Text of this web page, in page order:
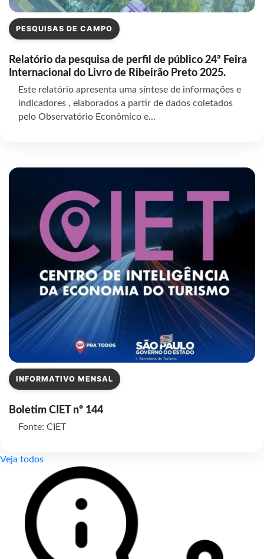
PESQUISAS DE CAMPO
Relatório da pesquisa de perfil de público 24ª Feira
Internacional do Livro de Ribeirão Preto 2025.
Este relatório apresenta uma síntese de informações e
indicadores , elaborados a partir de dados coletados
pelo Observatório Econômico e...
INFORMATIVO MENSAL
Boletim CIET nº 144
Fonte: CIET
Veja todos